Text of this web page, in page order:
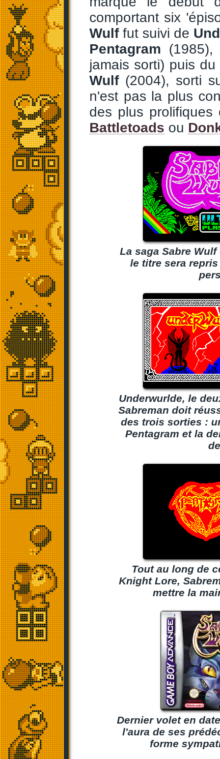
comportant six
Wulffut suivi de
Pentagram
jamais sorti) puis
Wulf(2004), sorti
n'est pas la plus
des plus
Battletoads ou
La saga Sabre
le titre sera
Underwurlde, le
Sabreman doit
des trois sorties :
Pentagram et la
Tout au long de
Knight Lore,
mettre la
Dernier volet en
l'aura de ses
forme